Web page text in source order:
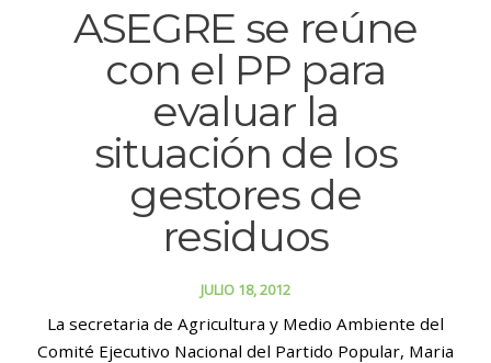
ASEGRE se reúne
con el PP para
evaluar la
situación de los
gestores de
residuos
JULIO 18, 2012
La secretaria de Agricultura y Medio Ambiente del
Comité Ejecutivo Nacional del Partido Popular, Maria